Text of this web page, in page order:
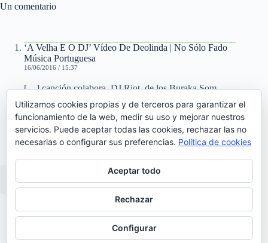
Un comentario
‘A Velha E O DJ’ Vídeo De Deolinda | No Sólo Fado
Música Portuguesa
16/06/2016 / 15:37
[…] canción colabora DJ Riot, de los Buraka Som
Sistema. Después de presentar su primer single,
‘Corzinha de verão’ traen ahora este bailable tema para
el que han grabado este divertido videoclip realizado
por […]
Utilizamos cookies propias y de terceros para garantizar el
funcionamiento de la web, medir su uso y mejorar nuestros
servicios. Puede aceptar todas las cookies, rechazar las no
necesarias o configurar sus preferencias. Política de cookies
Aceptar todo
Rechazar
Configurar